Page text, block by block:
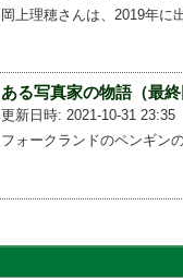
岡上理穂さんは、2019年
ある写真家の物語（最終
更新日時: 2021-10-31 23:35
フォークランドのペンギン